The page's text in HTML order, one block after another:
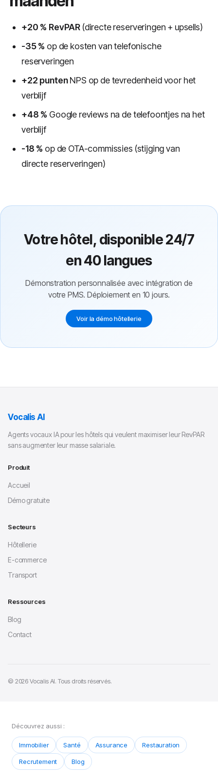
+20 % RevPAR (directe reserveringen + upsells)
-35 % op de kosten van telefonische
reserveringen
+22 puntenNPS op de tevredenheid voor het
verblijf
+48 % Google reviews na de telefoontjes na het
verblijf
-18 % op de OTA-commissies (stijging van
directe reserveringen)
Votre hôtel, disponible 24/7
en 40 langues
Démonstration personnalisée avec intégration de
votre PMS. Déploiement en 10 jours.
Voir la démo hôtellerie
Vocalis AI
Agents vocaux IA pour les hôtels qui veulent maximiser leur RevPAR
sans augmenter leur masse salariale.
Produit
Accueil
Démo gratuite
Secteurs
Hôtellerie
E-commerce
Transport
Ressources
Blog
Contact
© 2026 Vocalis AI. Tous droits réservés.
Découvrez aussi :
Immobilier Santé Assurance Restauration
Recrutement Blog